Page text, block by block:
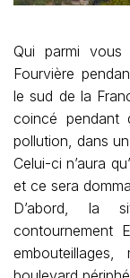
Qui parmi
Fourvière
le sud de la
coincé pendant
pollution, dans
Celui-ci n’aura
et ce sera
D’abord, la
contournement